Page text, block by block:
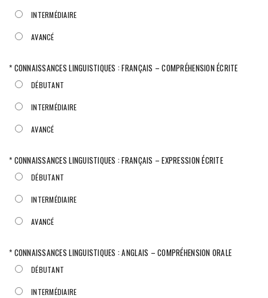
INTERMÉDIAIRE
AVANCÉ
* CONNAISSANCES LINGUISTIQUES : FRANÇAIS – COMPRÉHENSION ÉCRITE
DÉBUTANT
INTERMÉDIAIRE
AVANCÉ
* CONNAISSANCES LINGUISTIQUES : FRANÇAIS – EXPRESSION ÉCRITE
DÉBUTANT
INTERMÉDIAIRE
AVANCÉ
* CONNAISSANCES LINGUISTIQUES : ANGLAIS – COMPRÉHENSION ORALE
DÉBUTANT
INTERMÉDIAIRE